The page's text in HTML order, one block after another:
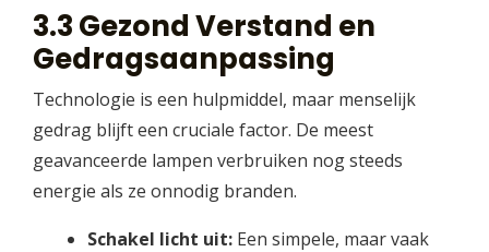
3.3 Gezond Verstand en
Gedragsaanpassing
Technologie is een hulpmiddel, maar menselijk
gedrag blijft een cruciale factor. De meest
geavanceerde lampen verbruiken nog steeds
energie als ze onnodig branden.
Schakel licht uit:Een simpele, maar vaak